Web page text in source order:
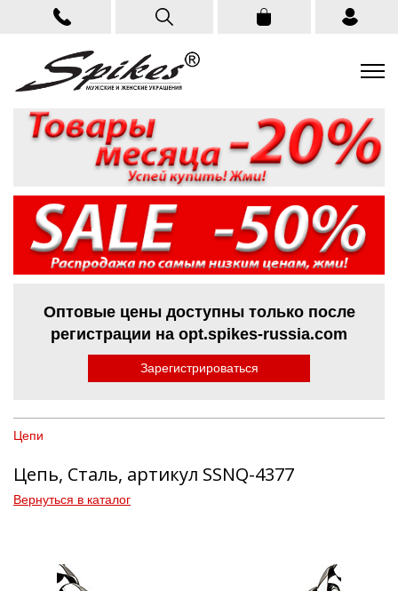
Оптовые цены доступны только после
регистрации на opt.spikes-russia.com
Зарегистрироваться
Цепи
Цепь, Сталь, артикул SSNQ-4377
Вернуться в каталог